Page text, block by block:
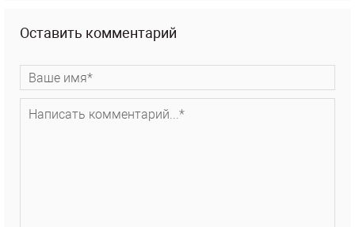
Оставить комментарий